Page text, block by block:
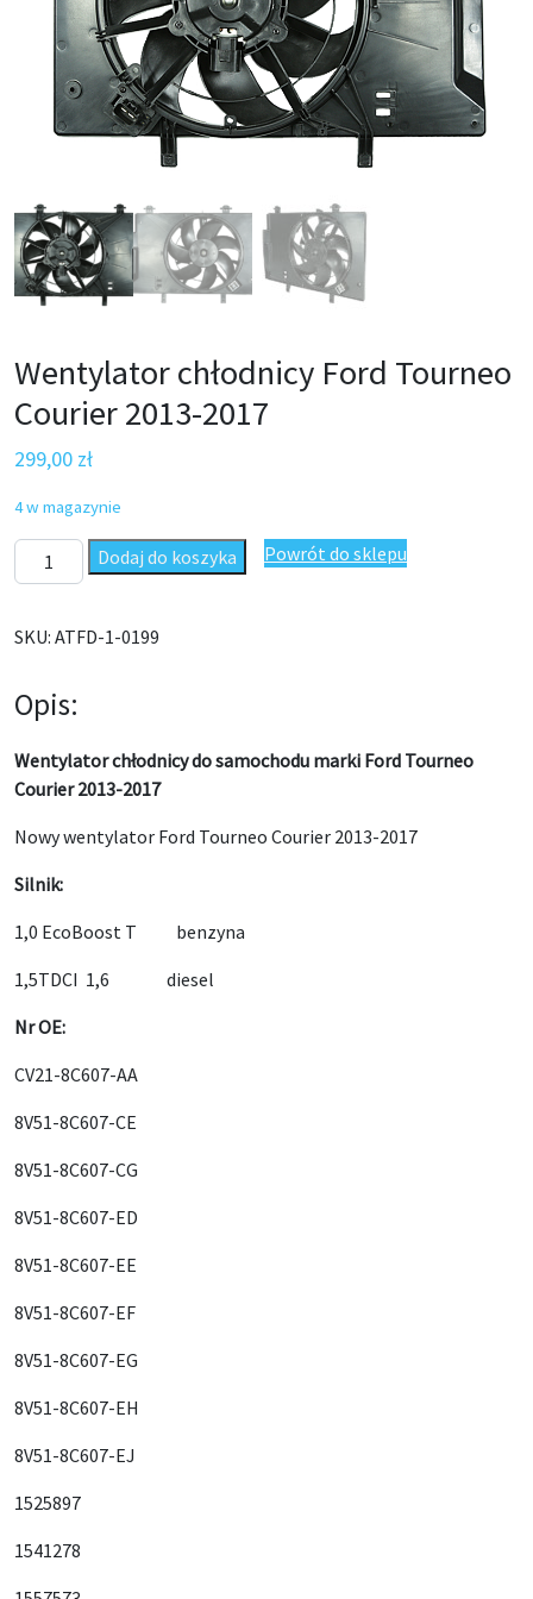
Wentylator chłodnicy Ford Tourneo
Courier 2013-2017
299,00 zł
4 w magazynie
ilość Wentylator chłodnicy Ford Tourneo Courier 2013-2017
Dodaj do koszyka Powrót do sklepu
SKU: ATFD-1-0199
Opis:
Wentylator chłodnicy do samochodu marki Ford Tourneo
Courier 2013-2017
Nowy wentylator Ford Tourneo Courier 2013-2017
Silnik:
1,0 EcoBoost T benzyna
1,5TDCI 1,6 diesel
Nr OE:
CV21-8C607-AA
8V51-8C607-CE
8V51-8C607-CG
8V51-8C607-ED
8V51-8C607-EE
8V51-8C607-EF
8V51-8C607-EG
8V51-8C607-EH
8V51-8C607-EJ
1525897
1541278